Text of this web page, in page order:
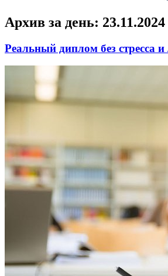
Архив за день: 23.11.2024
Реальный диплом без стресса